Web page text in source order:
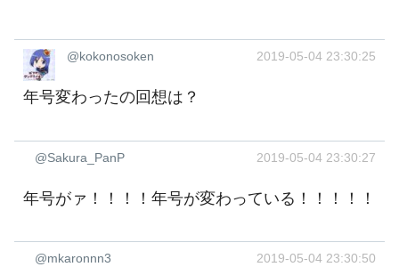
@kokonosoken 2019-05-04 23:30:25
年号変わったの回想は？
@Sakura_PanP 2019-05-04 23:30:27
年号がァ！！！！年号が変わっている！！！！！
@mkaronnn3 2019-05-04 23:30:50